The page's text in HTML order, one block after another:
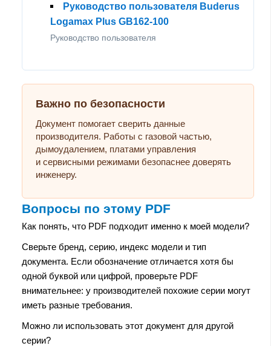
Руководство пользователя Buderus
Logamax Plus GB162-100
Руководство пользователя
Важно по безопасности
Документ помогает сверить данные
производителя. Работы с газовой частью,
дымоудалением, платами управления
и сервисными режимами безопаснее доверять
инженеру.
Вопросы по этому PDF
Как понять, что PDF подходит именно к моей модели?
Сверьте бренд, серию, индекс модели и тип
документа. Если обозначение отличается хотя бы
одной буквой или цифрой, проверьте PDF
внимательнее: у производителей похожие серии могут
иметь разные требования.
Можно ли использовать этот документ для другой
серии?